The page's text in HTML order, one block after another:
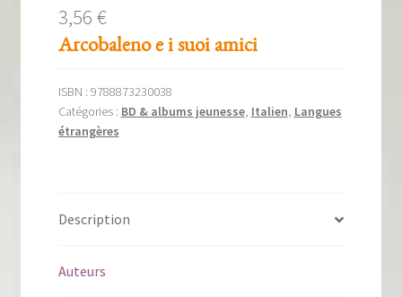
3,56 €
Arcobaleno e i suoi amici
ISBN : 9788873230038
Catégories : BD & albums jeunesse, Italien, Langues
étrangères
Description
Auteurs